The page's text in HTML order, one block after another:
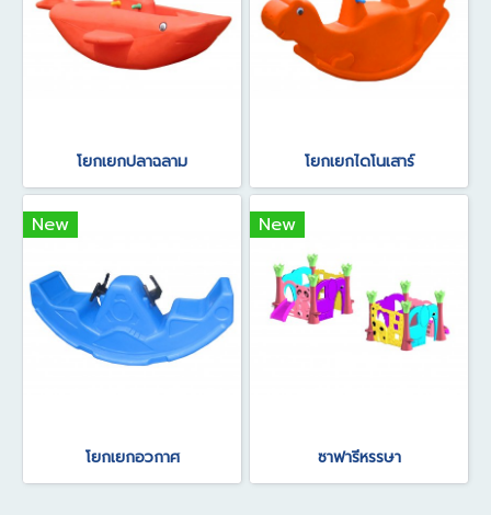
โยกเยกปลาฉลาม โยกเยกไดโนเสาร์
New
โยกเยกอวกาศ
New
ซาฟารีหรรษา